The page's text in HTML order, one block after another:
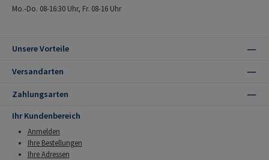
Mo.-Do. 08-16:30 Uhr, Fr. 08-16 Uhr
Unsere Vorteile
Versandarten
Zahlungsarten
Ihr Kundenbereich
Anmelden
Ihre Bestellungen
Ihre Adressen